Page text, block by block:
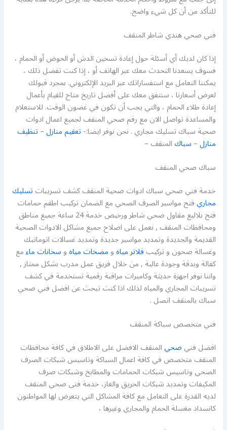
للتأكد من أن كل شيء واضح.
فني صحي هندي شاطر المنقف
إذا كان لديك أي أسئلة حول إعادة تسخين الدش أو الحوض أو الحمام ،
فسوف يسعدنا التحدث معك عبر الهاتف أو ، إذا كنت تفضل ذلك ،
يمكننا التعامل مع استفساراتك عبر البريد الإلكتروني. بمجرد قبولك
لعرض أسعارنا ، سنتفق معك على أفضل تاريخ متاح للقيام بأعمال
إعادة طلاء الحمام ، والتي يجب أن تكون في غضون الوقت. للاستعلام
والمساعدة تواصل الان مع رقم صحي المنقف لجميع اعمال ادوات
صحية سباك تسليك مجاري . نحن نوفر ايضا:-تعقيم منازل–تنظيف
منازل–سباكالمنقف –
سباك صحي المنقف
خدمة فني صحي سباك ادوات صحية المنقف كشف تسريباتتسليك
مجاريفتح مواسير الصرف الصحي مع الضمان تركيب اطقم حمامات
فتح بلاليع مقاول صحي شاطر ورخيص خدمة 24 ساعة جميع مناطق
ومحافظات المنقف , نعمل على اصلاح جميع مشاكل الادوات الصحية
القديمة والجديدة وتمديد مواسير جديدة وتمديد غسالات اتوماتيك
وغسالة صحون و تركيبفلاتر مياهومضخات مياهوسخانات ماءمع
كفالة وبدقة وجودة عالية , من خلال فريق عمل مدرب بشكل ممتاز ,
واننا نوفر اجهزة حديثة وكاميرات مراقبة رقمية تستخدمة في كشف
تسريبات المجاري والمياه لذلك اذا كنت تبحث عن افضل فني صحي
سباك بالمنقف اتصل .
فني متخصص سباكة المنقف
افضل فنيصحيالمنقف الافضل على الاطلاق في كافة محافظات
المنقف متخصص في كافة اعمال السباكة وتاسيس شبكات الصرف
الصحي وتاسيس شبكات الحمامات والمطابخ وشبكات صرف
المكيفات وتمديد شبكات الحريق والغاز، خدمة فنى صحي المنقف
لديه القدرة على التعامل مع كافة المشاكل التي يتعرض لها المواطنون
كانسداد مغسلة الحمام والمجاري وغيرها ،